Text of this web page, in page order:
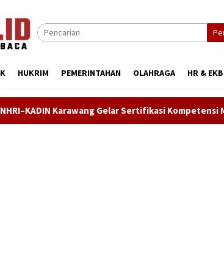
HUKRIM PEMERINTAHAN OLAHRAGA HR &
Gelar Sertifikasi Kompetensi Manajemen SDM,